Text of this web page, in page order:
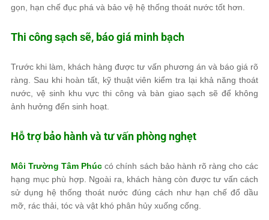
gọn, hạn chế đục phá và bảo vệ hệ thống thoát nước tốt hơn.
Thi công sạch sẽ, báo giá minh bạch
Trước khi làm, khách hàng được tư vấn phương án và báo giá rõ
ràng. Sau khi hoàn tất, kỹ thuật viên kiểm tra lại khả năng thoát
nước, vệ sinh khu vực thi công và bàn giao sạch sẽ để không
ảnh hưởng đến sinh hoạt.
Hỗ trợ bảo hành và tư vấn phòng nghẹt
Môi Trường Tâm Phúc có chính sách bảo hành rõ ràng cho các
hạng mục phù hợp. Ngoài ra, khách hàng còn được tư vấn cách
sử dụng hệ thống thoát nước đúng cách như hạn chế đổ dầu
mỡ, rác thải, tóc và vật khó phân hủy xuống cống.